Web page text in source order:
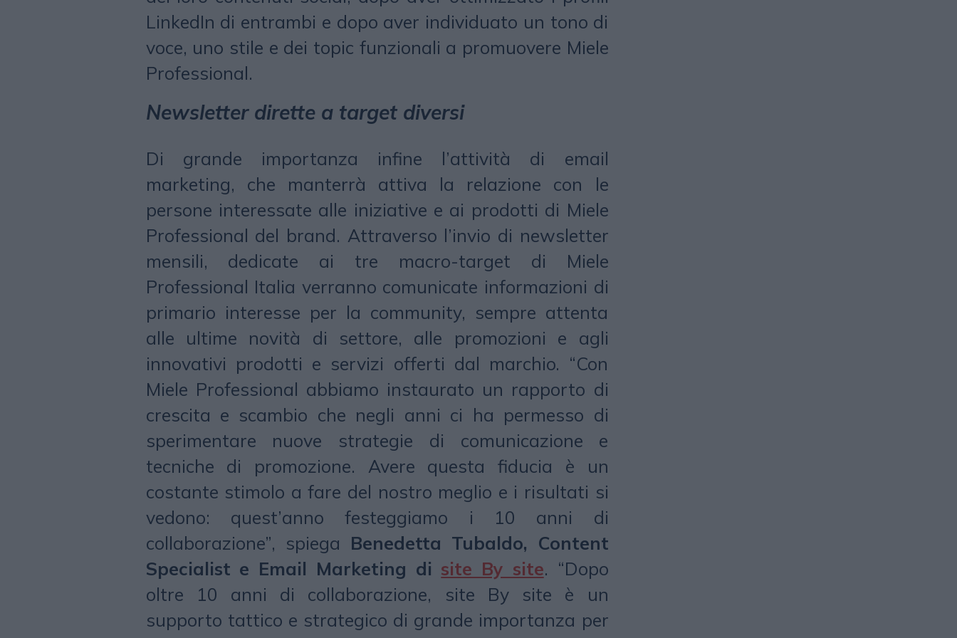
LinkedIn di entrambi e dopo aver individuato un tono di
voce, uno stile e dei topic funzionali a promuovere Miele
Professional.
Newsletter dirette a target diversi
Di grande importanza infine l’attività di email
marketing, che manterrà attiva la relazione con le
persone interessate alle iniziative e ai prodotti di Miele
Professional del brand. Attraverso l’invio di newsletter
mensili, dedicate ai tre macro-target di Miele
Professional Italia verranno comunicate informazioni di
primario interesse per la community, sempre attenta
alle ultime novità di settore, alle promozioni e agli
innovativi prodotti e servizi offerti dal marchio. “Con
Miele Professional abbiamo instaurato un rapporto di
crescita e scambio che negli anni ci ha permesso di
sperimentare nuove strategie di comunicazione e
tecniche di promozione. Avere questa fiducia è un
costante stimolo a fare del nostro meglio e i risultati si
vedono: quest’anno festeggiamo i 10 anni di
collaborazione”, spiega Benedetta Tubaldo, Content
Specialist e Email Marketing di site By site. “Dopo
oltre 10 anni di collaborazione, site By site è un
supporto tattico e strategico di grande importanza per